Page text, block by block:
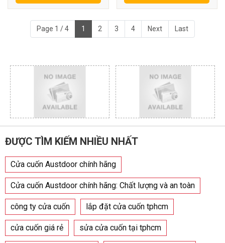
Page 1 / 4 1 2 3 4 Next Last
ĐƯỢC TÌM KIẾM NHIỀU NHẤT
Cửa cuốn Austdoor chính hãng
Cửa cuốn Austdoor chính hãng: Chất lượng và an toàn
công ty cửa cuốn lắp đặt cửa cuốn tphcm
cửa cuốn giá rẻ sửa cửa cuốn tại tphcm